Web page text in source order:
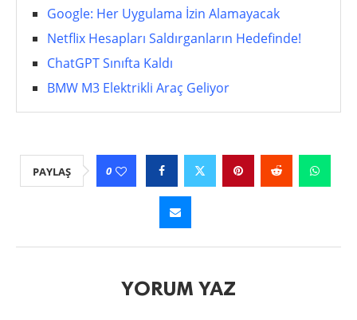
Google: Her Uygulama İzin Alamayacak
Netflix Hesapları Saldırganların Hedefinde!
ChatGPT Sınıfta Kaldı
BMW M3 Elektrikli Araç Geliyor
PAYLAŞ 0
YORUM YAZ